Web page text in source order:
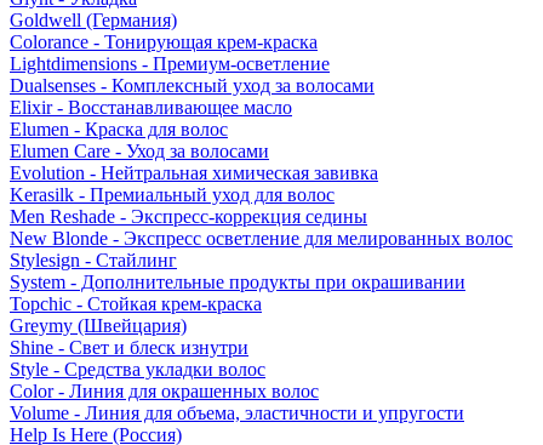
Goldwell (Германия)
Colorance - Тонирующая крем-краска
Lightdimensions - Премиум-осветление
Dualsenses - Комплексный уход за волосами
Elixir - Восстанавливающее масло
Elumen - Краска для волос
Elumen Care - Уход за волосами
Evolution - Нейтральная химическая завивка
Kerasilk - Премиальный уход для волос
Men Reshade - Экспресс-коррекция седины
New Blonde - Экспресс осветление для мелированных волос
Stylesign - Стайлинг
System - Дополнительные продукты при окрашивании
Topchic - Стойкая крем-краска
Greymy (Швейцария)
Shine - Свет и блеск изнутри
Style - Средства укладки волос
Color - Линия для окрашенных волос
Volume - Линия для объема, эластичности и упругости
Help Is Here (Россия)